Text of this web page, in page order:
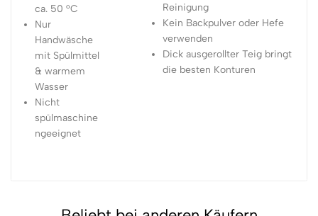
ca. 50 °C
Nur
Handwäsche
mit Spülmittel
& warmem
Wasser
Nicht
spülmaschine
ngeeignet
Reinigung
Kein Backpulver oder Hefe
verwenden
Dick ausgerollter Teig bringt
die besten Konturen